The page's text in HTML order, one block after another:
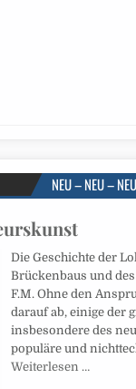
NEU – NEU – NEU
Die Geschichte der
Brückenbaus und
F.M. Ohne den
darauf ab, einige der
insbesondere des
populäre und
Weiterlesen …